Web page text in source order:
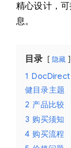
精心设计，
息。
目录 隐藏
1 DocDirect
健目录主题
2 产品比较
3 购买须知
4 购买流程